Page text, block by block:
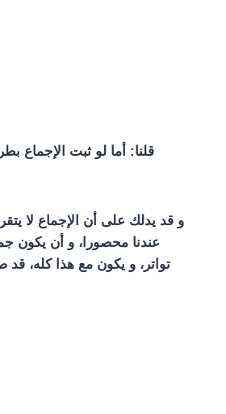
قلنا: أما لو ثبت الإجماع
و قد يدلك على أن الإجماع لا
عندنا محصورا، و أن يكون
تواتر، و يكون مع هذا كله،